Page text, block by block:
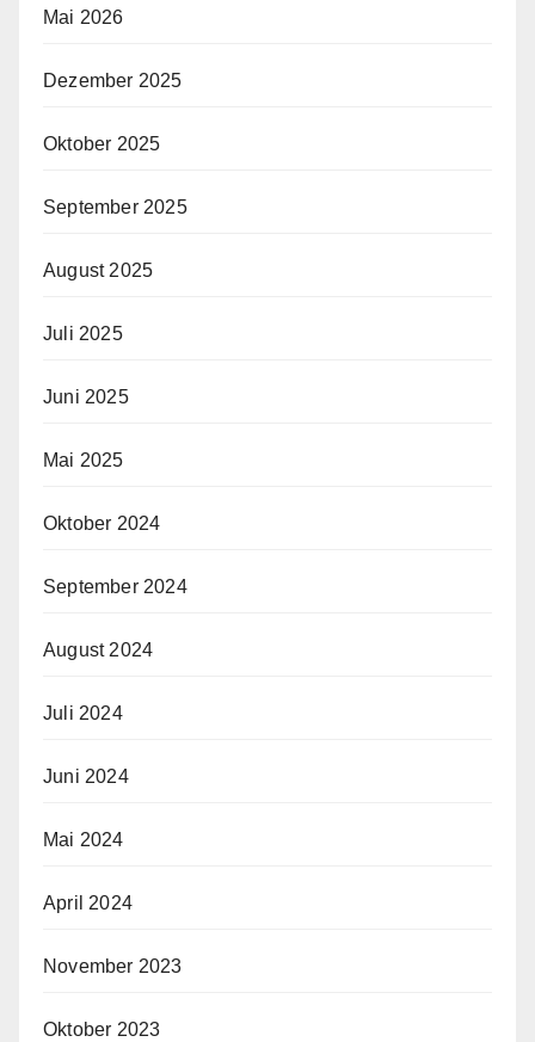
Mai 2026
Dezember 2025
Oktober 2025
September 2025
August 2025
Juli 2025
Juni 2025
Mai 2025
Oktober 2024
September 2024
August 2024
Juli 2024
Juni 2024
Mai 2024
April 2024
November 2023
Oktober 2023